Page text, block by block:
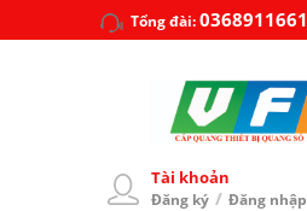
Tổng đài:0368911661
Tài khoản
Đăng ký / Đăng nhập